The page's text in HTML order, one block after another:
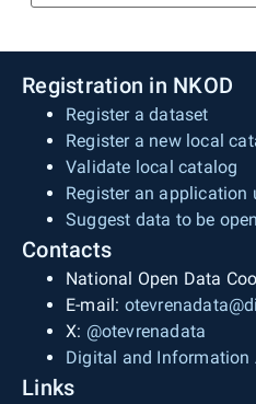
Registration in NKOD
Register a dataset
Register a new local
Validate local catalog
Register an application
Suggest data to be
Contacts
National Open Data
E-mail:
X: @otevrenadata
Digital and Information
Links